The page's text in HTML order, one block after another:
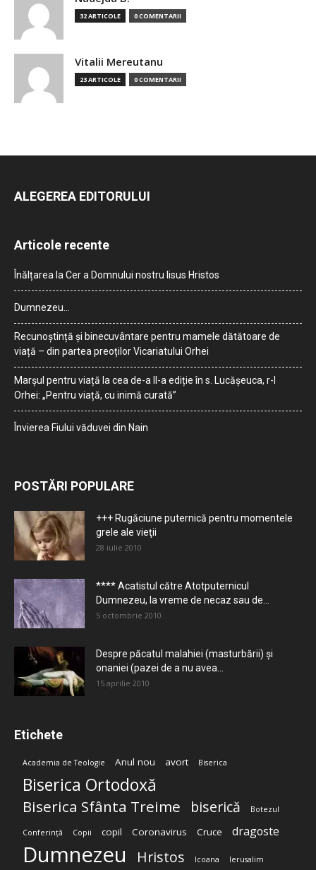
32 ARTICOLE 0 COMENTARII
Vitalii Mereutanu
23 ARTICOLE 0 COMENTARII
ALEGEREA EDITORULUI
Articole recente
Înălțarea la Cer a Domnului nostru Iisus Hristos
Dumnezeu…
Recunoștință și binecuvântare pentru mamele dătătoare de
viață – din partea preoților Vicariatului Orhei
Marșul pentru viață la cea de-a II-a ediție în s. Lucășeuca, r-l
Orhei: „Pentru viață, cu inimă curată”
Învierea Fiului văduvei din Nain
POSTĂRI POPULARE
+++ Rugăciune puternică pentru momentele
grele ale vieţii
28 iulie 2010
**** Acatistul către Atotputernicul
Dumnezeu, la vreme de necaz sau de...
5 octombrie 2010
Despre păcatul malahiei (masturbării) şi
onaniei (pazei de a nu avea...
15 aprilie 2010
Etichete
Academia de Teologie Anul nou avort Biserica
Biserica Ortodoxă
Biserica Sfânta Treime biserică Botezul
Conferință Copii copil Coronavirus Cruce dragoste
Dumnezeu Hristos Icoana Ierusalim